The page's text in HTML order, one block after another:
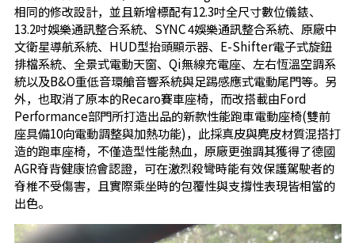
相同的修改設計，並且新增標配有12.3吋全尺寸數位儀錶、
13.2吋娛樂通訊整合系統、SYNC 4娛樂通訊整合系統、原廠中
文衛星導航系統、HUD型抬頭顯示器、E-Shifter電子式旋鈕
排檔系統、全景式電動天窗、Qi無線充電座、左右恆溫空調系
統以及B&O重低音環艙音響系統與足踢感應式電動尾門等。另
外，也取消了原本的Recaro賽車座椅，而改搭載由Ford
Performance部門所打造出品的新款性能跑車電動座椅(雙前
座具備10向電動調整與加熱功能)，此採真皮與麂皮材質混搭打
造的跑車座椅，不僅造型性能熱血，原廠更強調其獲得了德國
AGR脊背健康協會認證，可在激烈殺彎時能有效保護駕駛者的
脊椎不受傷害，且實際乘坐時的包覆性與支撐性表現皆相當的
出色。